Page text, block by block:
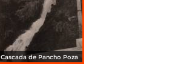
Cascada de Pancho Poza